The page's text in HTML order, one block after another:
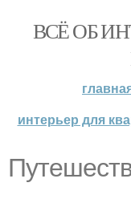
ВСЁ ОБ
интерьер для